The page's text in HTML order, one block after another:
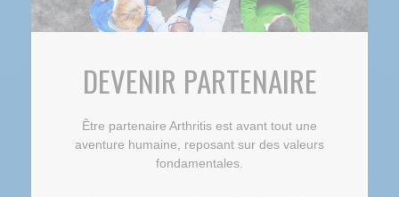
DEVENIR PARTENAIRE
Être partenaire Arthritis est avant tout une
aventure humaine, reposant sur des valeurs
fondamentales.